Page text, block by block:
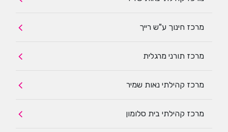
מרכז חינוך ע"ש רייך
מרכז תורני מרגלית
מרכז קהילתי נאות שמיר
מרכז קהילתי בית סלומון